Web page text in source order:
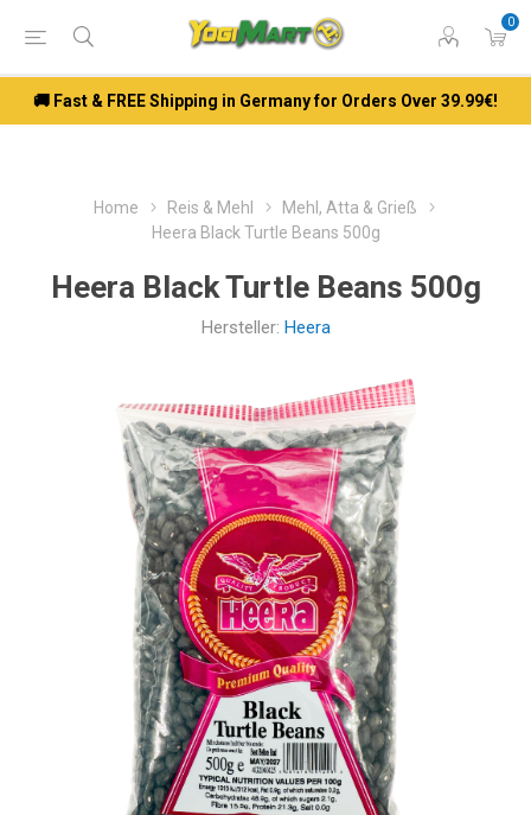
0
🚚 Fast & FREE Shipping in Germany for Orders Over 39.99€!
Home Reis & Mehl
Mehl, Atta & Grieß
Heera Black Turtle Beans 500g
Heera Black Turtle Beans 500g
Hersteller: Heera